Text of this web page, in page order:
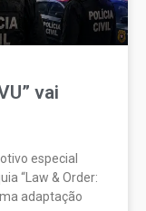
vai
especial
“Law & Order:
adaptação